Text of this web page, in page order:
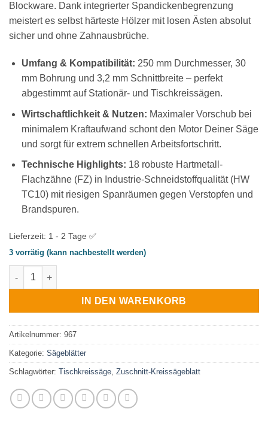
Blockware. Dank integrierter Spandickenbegrenzung
meistert es selbst härteste Hölzer mit losen Ästen absolut
sicher und ohne Zahnausbrüche.
Umfang & Kompatibilität: 250 mm Durchmesser, 30
mm Bohrung und 3,2 mm Schnittbreite – perfekt
abgestimmt auf Stationär- und Tischkreissägen.
Wirtschaftlichkeit & Nutzen: Maximaler Vorschub bei
minimalem Kraftaufwand schont den Motor Deiner Säge
und sorgt für extrem schnellen Arbeitsfortschritt.
Technische Highlights: 18 robuste Hartmetall-
Flachzähne (FZ) in Industrie-Schneidstoffqualität (HW
TC10) mit riesigen Spanräumen gegen Verstopfen und
Brandspuren.
Lieferzeit: 1 - 2 Tage ✅
3 vorrätig (kann nachbestellt werden)
Zuschnitt-Kreissägeblatt Tischkreissäge 250x3,2x30 Z18
IN DEN WARENKORB
Artikelnummer: 967
Kategorie: Sägeblätter
Schlagwörter: Tischkreissäge Zuschnitt-Kreissägeblatt